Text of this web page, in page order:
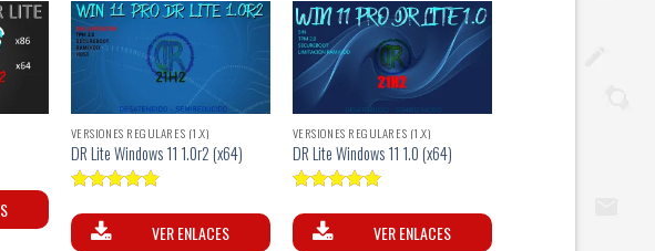
VERSIONES REGULARES (1.X)
DR Lite Windows 11 1.0r2 (x64)
con
de 5VER ENLACES
VERSIONES REGULARES (1.X)
DR Lite Windows 11 1.0 (x64)
con
de 5VER ENLACES